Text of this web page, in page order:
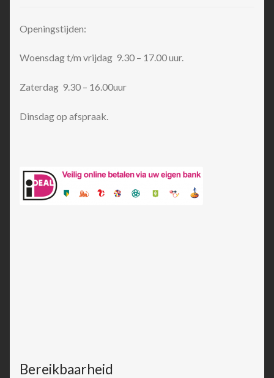
Openingstijden:
Woensdag t/m vrijdag 9.30 – 17.00 uur.
Zaterdag 9.30 – 16.00uur
Dinsdag op afspraak.
Bereikbaarheid